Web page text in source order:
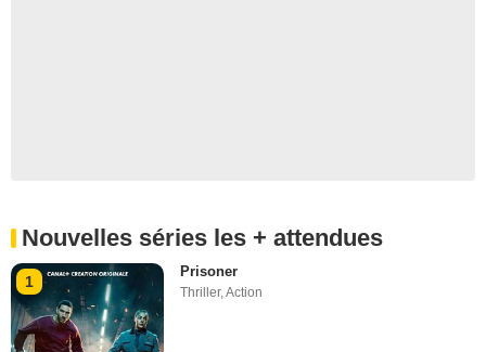
Nouvelles séries les + attendues
1
Prisoner
Thriller,Action